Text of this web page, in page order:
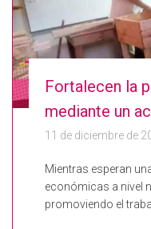
Fortalecen la
mediante un
11 de diciembre de
Mientras esperan
económicas a nivel
promoviendo el